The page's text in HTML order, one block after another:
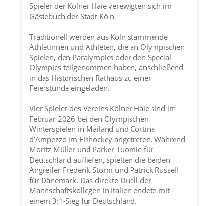
Spieler der Kölner Haieverewigten sich im
Gästebuch der Stadt Köln
Traditionell werden aus Köln stammende
Athletinnen und Athleten, die an Olympischen
Spielen, den Paralympics oder den Special
Olympics teilgenommen haben, anschließend
in das Historischen Rathaus zu einer
Feierstunde eingeladen.
Vier Spieler des Vereins Kölner Haiesind im
Februar 2026 bei den Olympischen
Winterspielen in Mailand und Cortina
d’Ampezzo im Eishockey angetreten. Während
Moritz Müller und Parker Tuomie für
Deutschland aufliefen, spielten die beiden
Angreifer Frederik Storm und Patrick Russell
für Dänemark. Das direkte Duell der
Mannschaftskollegen in Italien endete mit
einem 3:1-Sieg für Deutschland.